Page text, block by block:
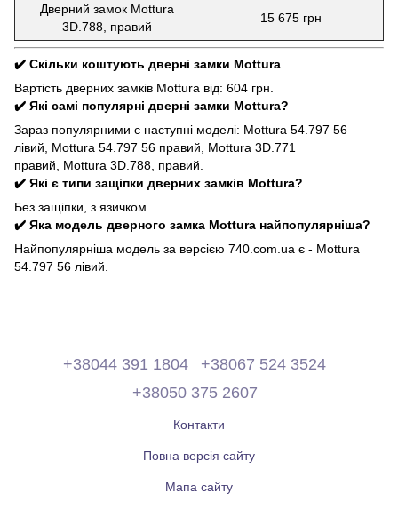
Дверний замок Mottura
3D.788, правий
15 675 грн
✔️ Скільки коштують дверні замки Mottura
Вартість дверних замків Mottura від: 604 грн.
✔️ Які самі популярні дверні замки Mottura?
Зараз популярними є наступні моделі: Mottura 54.797 56
лівий, Mottura 54.797 56 правий, Mottura 3D.771
правий, Mottura 3D.788, правий.
✔️ Які є типи защіпки дверних замків Mottura?
Без защіпки, з язичком.
✔️ Яка модель дверного замка Mottura найпопулярніша?
Найпопулярніша модель за версією 740.com.ua є - Mottura
54.797 56 лівий.
+38044 391 1804
+38067 524 3524
+38050 375 2607
Контакти
Повна версія сайту
Мапа сайту